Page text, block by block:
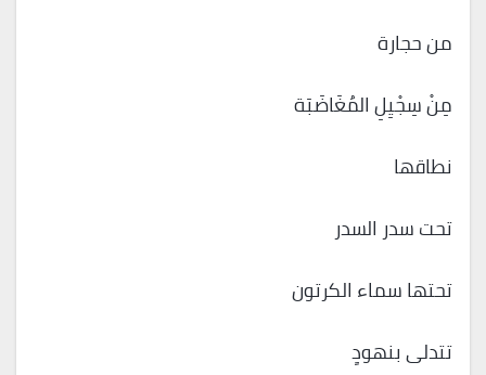
من حجارة
مِنْ سِجْيِلِ المُغَاضَبَة
نطاقها
تحت سدر السدر
تحتها سماء الكرتون
تتدلى بنهودٍ